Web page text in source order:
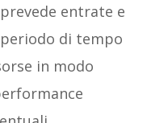
entrate e
di tempo
in modo